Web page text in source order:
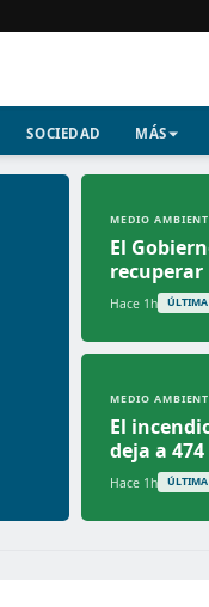
SOCIEDAD MÁS
MEDIO
El
recuperar
Hace 1h
MEDIO
El
deja a
Hace 1h